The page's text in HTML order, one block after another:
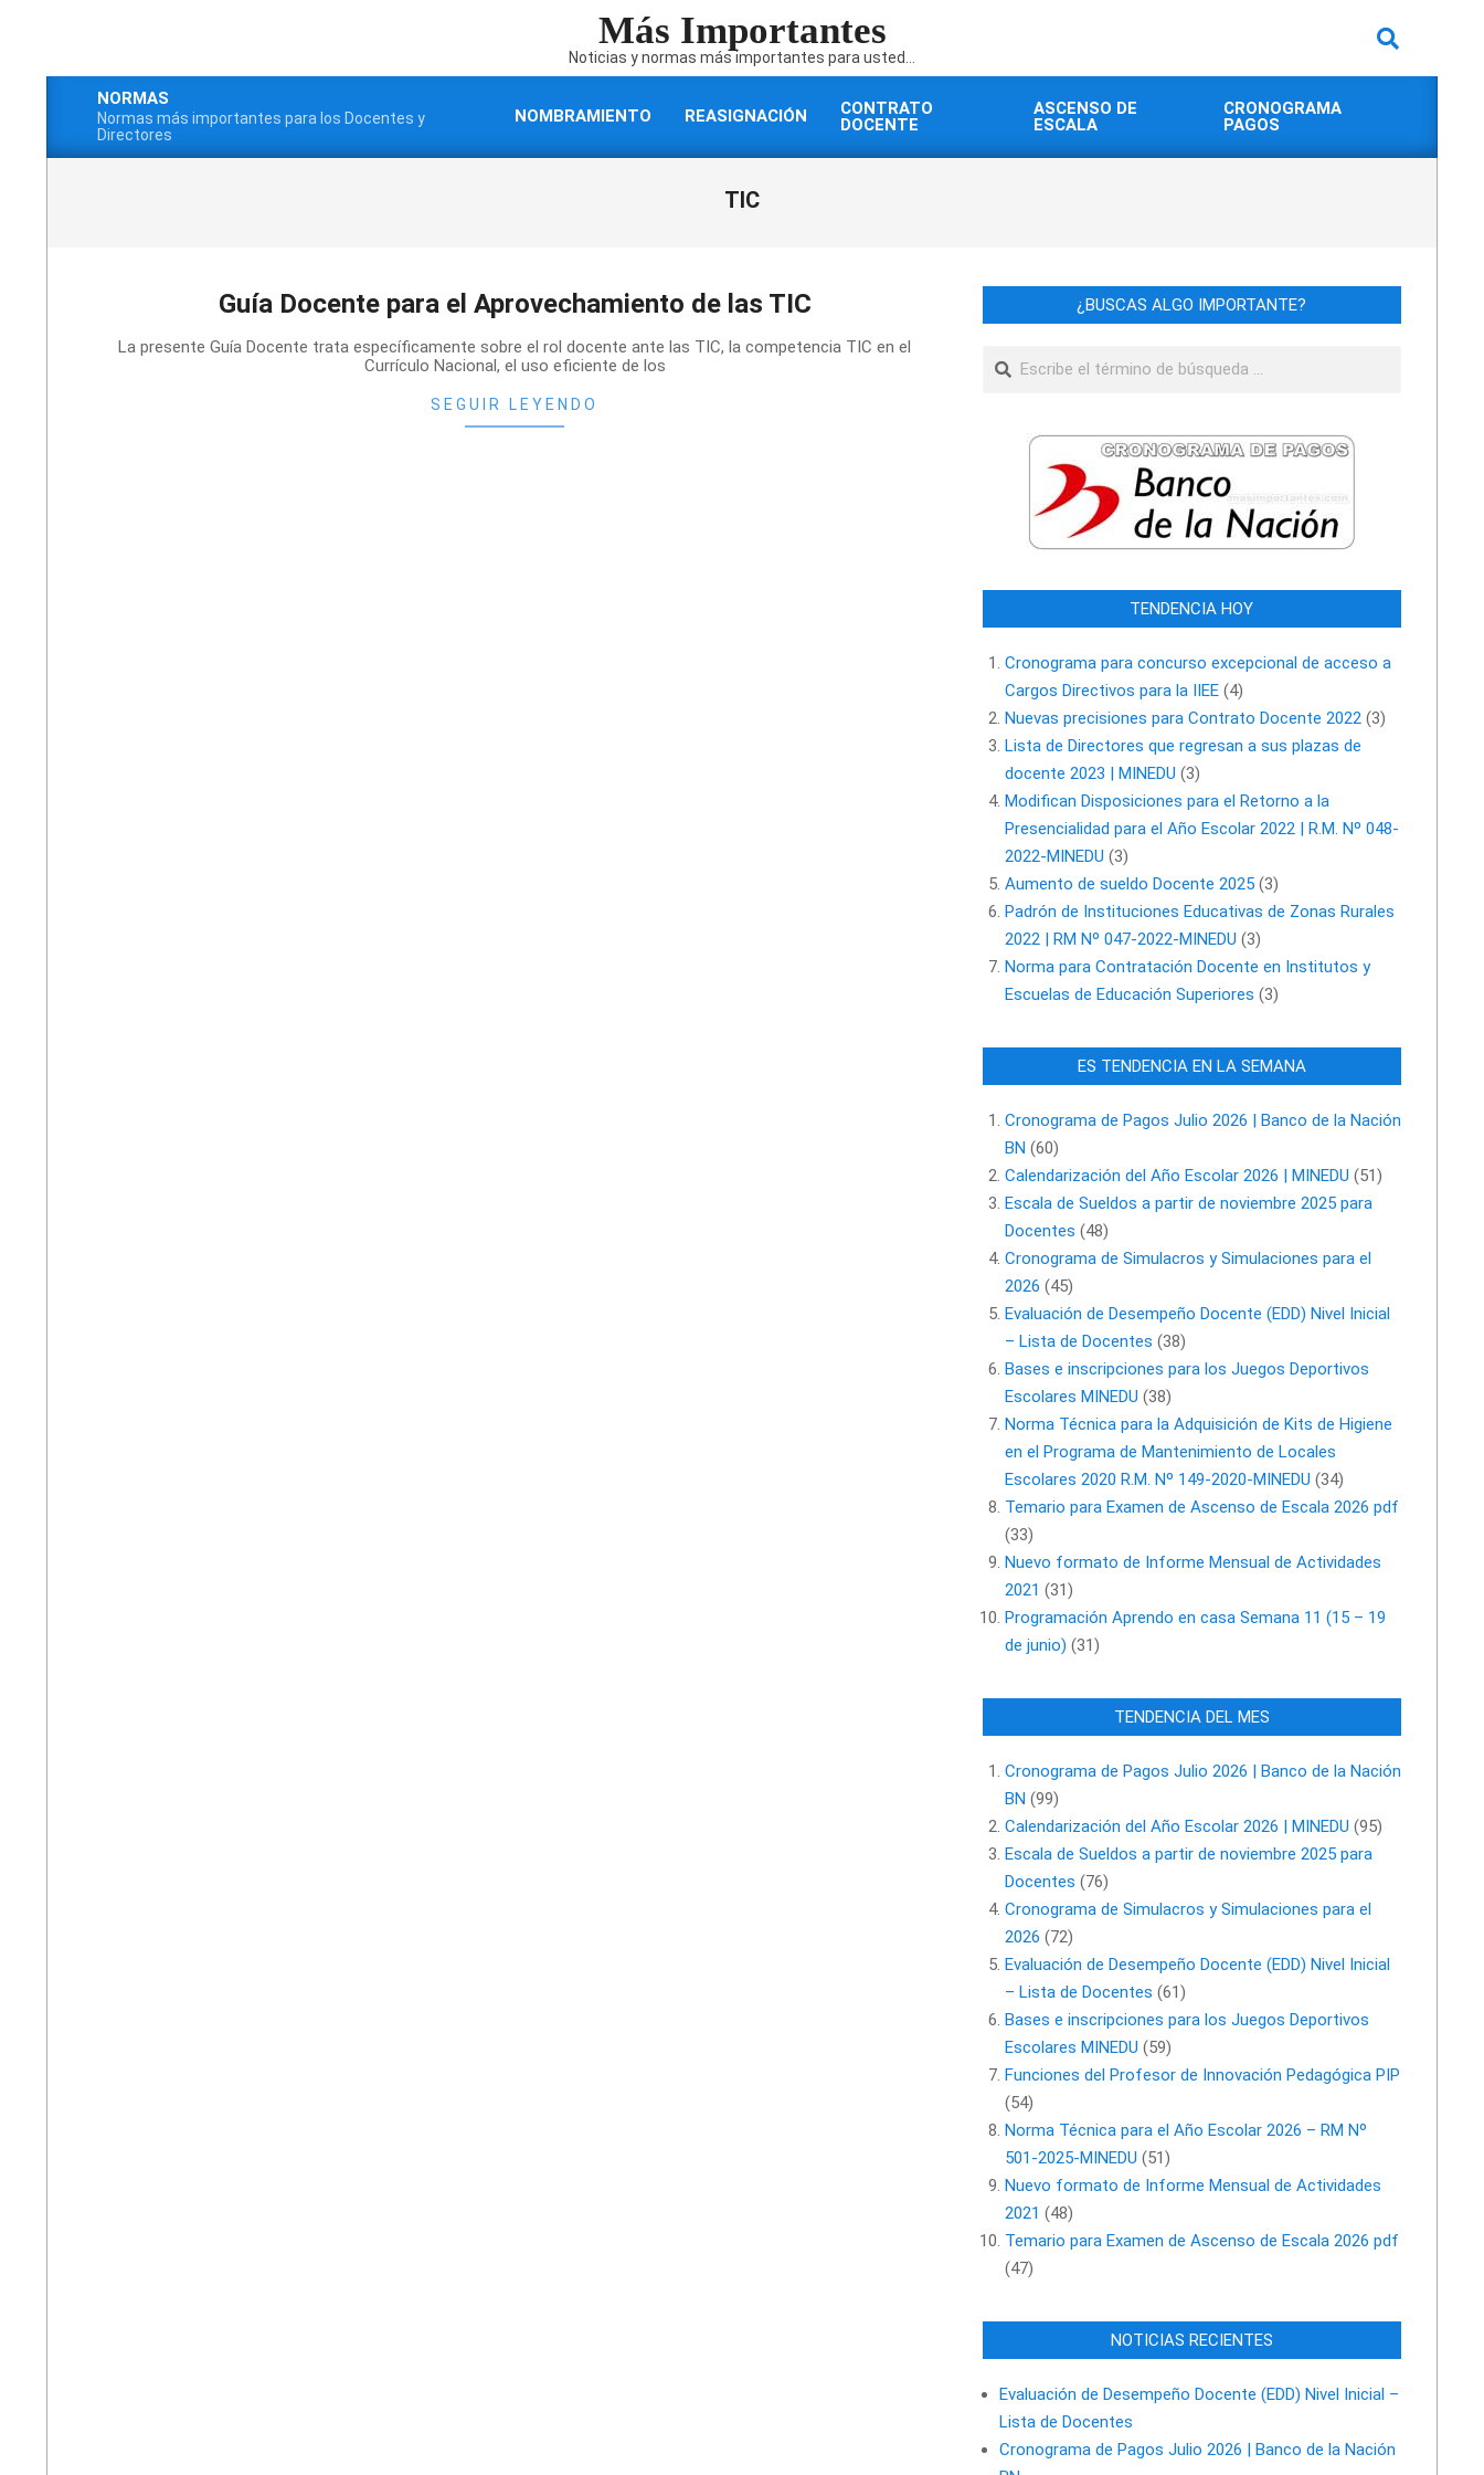
Más Importantes
Noticias y normas más importantes para usted...
Buscar
Menú
de
NORMAS
Normas más importantes para los Docentes y
Directores
NOMBRAMIENTO REASIGNACIÓN
CONTRATO
DOCENTE
ASCENSO DE
ESCALA
CRONOGRAMA
PAGOS
TIC
Guía Docente para el Aprovechamiento de las TIC
La presente Guía Docente trata específicamente sobre el rol docente ante las TIC, la competencia TIC en el
Currículo Nacional, el uso eficiente de los
SEGUIR LEYENDO
¿BUSCAS ALGO IMPORTANTE?
Buscar
TENDENCIA HOY
Cronograma para concurso excepcional de acceso a
Cargos Directivos para la IIEE(4)
Nuevas precisiones para Contrato Docente 2022(3)
Lista de Directores que regresan a sus plazas de
docente 2023 | MINEDU (3)
Modifican Disposiciones para el Retorno a la
Presencialidad para el Año Escolar 2022 | R.M. Nº 048-
2022-MINEDU (3)
Aumento de sueldo Docente 2025(3)
Padrón de Instituciones Educativas de Zonas Rurales
2022 | RM Nº 047-2022-MINEDU (3)
Norma para Contratación Docente en Institutos y
Escuelas de Educación Superiores (3)
ES TENDENCIA EN LA SEMANA
Cronograma de Pagos Julio 2026 | Banco de la Nación
BN (60)
Calendarización del Año Escolar 2026 | MINEDU (51)
Escala de Sueldos a partir de noviembre 2025 para
Docentes (48)
Cronograma de Simulacros y Simulaciones para el
2026 (45)
Evaluación de Desempeño Docente (EDD) Nivel Inicial
– Lista de Docentes (38)
Bases e inscripciones para los Juegos Deportivos
Escolares MINEDU (38)
Norma Técnica para la Adquisición de Kits de Higiene
en el Programa de Mantenimiento de Locales
Escolares 2020 R.M. Nº 149-2020-MINEDU (34)
Temario para Examen de Ascenso de Escala 2026 pdf
(33)
Nuevo formato de Informe Mensual de Actividades
2021 (31)
Programación Aprendo en casa Semana 11 (15 – 19
de junio) (31)
TENDENCIA DEL MES
Cronograma de Pagos Julio 2026 | Banco de la Nación
BN (99)
Calendarización del Año Escolar 2026 | MINEDU (95)
Escala de Sueldos a partir de noviembre 2025 para
Docentes (76)
Cronograma de Simulacros y Simulaciones para el
2026 (72)
Evaluación de Desempeño Docente (EDD) Nivel Inicial
– Lista de Docentes (61)
Bases e inscripciones para los Juegos Deportivos
Escolares MINEDU (59)
Funciones del Profesor de Innovación Pedagógica PIP
(54)
Norma Técnica para el Año Escolar 2026 – RM Nº
501-2025-MINEDU (51)
Nuevo formato de Informe Mensual de Actividades
2021 (48)
Temario para Examen de Ascenso de Escala 2026 pdf
(47)
NOTICIAS RECIENTES
Evaluación de Desempeño Docente (EDD) Nivel Inicial –
Lista de Docentes
Cronograma de Pagos Julio 2026 | Banco de la Nación